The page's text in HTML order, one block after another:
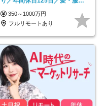
ネイル自由／副業OK
350～1000万円
フルリモートあり